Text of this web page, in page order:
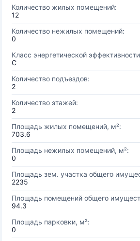
Количество жилых помещений:
12
Количество нежилых помещений:
0
Класс энергетической
C
Количество подъездов:
2
Количество этажей:
2
Площадь жилых помещений, м²:
703.6
Площадь нежилых помещений, м²:
0
Площадь зем. участка общего
2235
Площадь помещений общего
94.3
Площадь парковки, м²:
0